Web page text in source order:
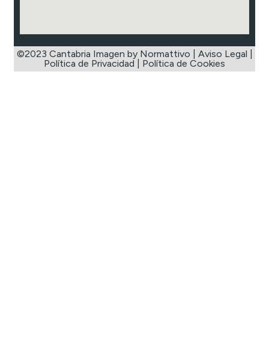
©2023 Cantabria Imagen by Normattivo | Aviso Legal
Política de Privacidad
Política de Cookies